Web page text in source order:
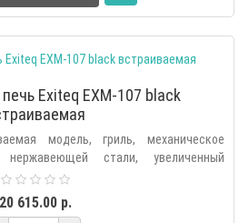
Exiteq EXM-107 black
модель, гриль, механическое
стали, увеличенный
ди..
20 615.00 р.